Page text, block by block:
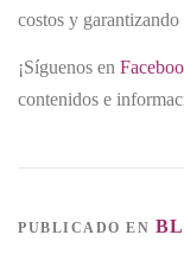
costos y
¡Síguenos en
contenidos e
PUBLICADO EN